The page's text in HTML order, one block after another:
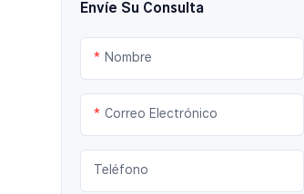
Envíe Su Consulta
Nombre
Correo Electrónico
Teléfono